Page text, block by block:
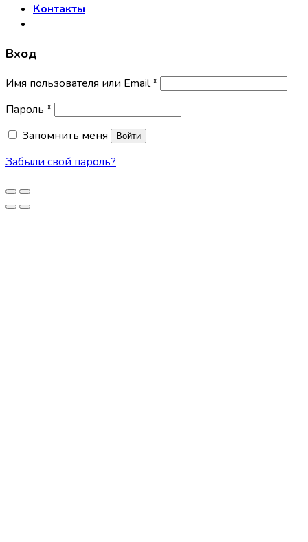
Контакты
Вход
Имя пользователя или Email*
Пароль *
Запомнить меня
Войти
Забыли свой пароль?